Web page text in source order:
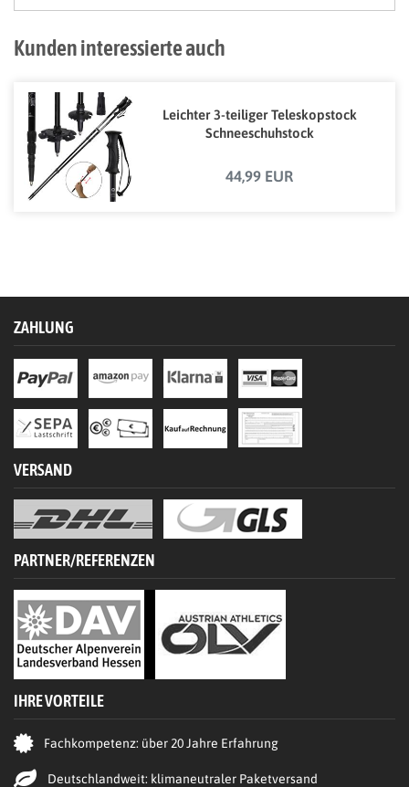
Kunden interessierte auch
Leichter 3-teiliger Teleskopstock
Schneeschuhstock
44,99 EUR
ZAHLUNG
VERSAND
PARTNER/REFERENZEN
IHRE VORTEILE
Fachkompetenz: über 20 Jahre Erfahrung
Deutschlandweit: klimaneutraler Paketversand